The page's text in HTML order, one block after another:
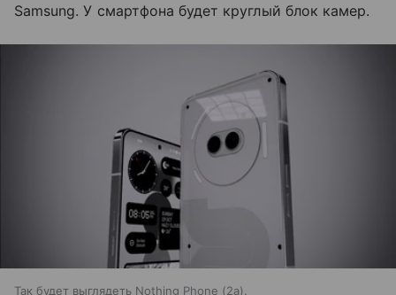
Samsung. У смартфона будет круглый блок камер.
Так будет выглядеть Nothing Phone (2a).